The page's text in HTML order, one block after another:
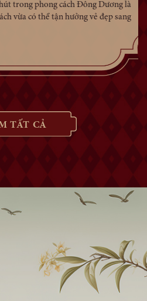
phong cách Đông Dương là
thể tận hưởng vẻ đẹp sang
đọng trong không gian hoài
Đông Dương (Indochine
nội thất mang trong mình
vẻ đẹp Đông – Tây...
TẤT CẢ